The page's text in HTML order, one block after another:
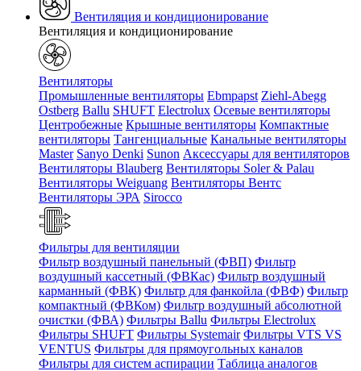
Вентиляция и кондиционирование
Вентиляция и кондиционирование
Вентиляторы
Промышленные вентиляторы Ebmpapst Ziehl-Abegg
Ostberg Ballu SHUFT Electrolux Осевые вентиляторы
Центробежные Крышные вентиляторы Компактные
вентиляторы Тангенциальные Канальные вентиляторы
Master Sanyo Denki Sunon Аксессуары для вентиляторов
Вентиляторы Blauberg Вентиляторы Soler & Palau
Вентиляторы Weiguang Вентиляторы Вентс
Вентиляторы ЭРА Sirocco
Фильтры для вентиляции
Фильтр воздушный панельный (ФВП) Фильтр
воздушный кассетный (ФВКас) Фильтр воздушный
карманный (ФВК) Фильтр для фанкойла (ФВФ) Фильтр
компактный (ФВКом) Фильтр воздушный абсолютной
очистки (ФВА) Фильтры Ballu Фильтры Electrolux
Фильтры SHUFT Фильтры Systemair Фильтры VTS VS
VENTUS Фильтры для прямоугольных каналов
Фильтры для систем аспирации Таблица аналогов